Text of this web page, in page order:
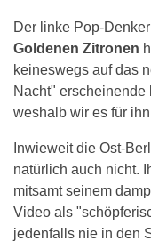
Der linke Pop-
Goldenen Zitronen
keineswegs auf das
Nacht" erscheinende
weshalb wir es für
Inwieweit die Ost-
natürlich auch nicht.
mitsamt seinem
Video als
jedenfalls nie in den